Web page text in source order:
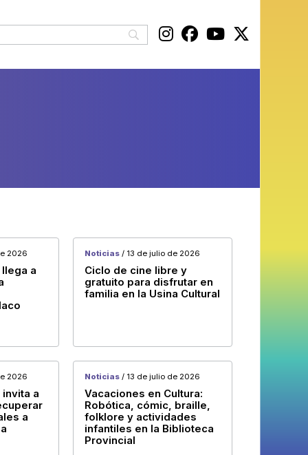
2026
a
Noticias / 13 de julio de 2026
Ciclo de cine libre y
gratuito para disfrutar en
familia en la Usina Cultural
2026
invita a
a
Noticias / 13 de julio de 2026
Vacaciones en Cultura:
Robótica, cómic, braille,
folklore y actividades
infantiles en la Biblioteca
Provincial